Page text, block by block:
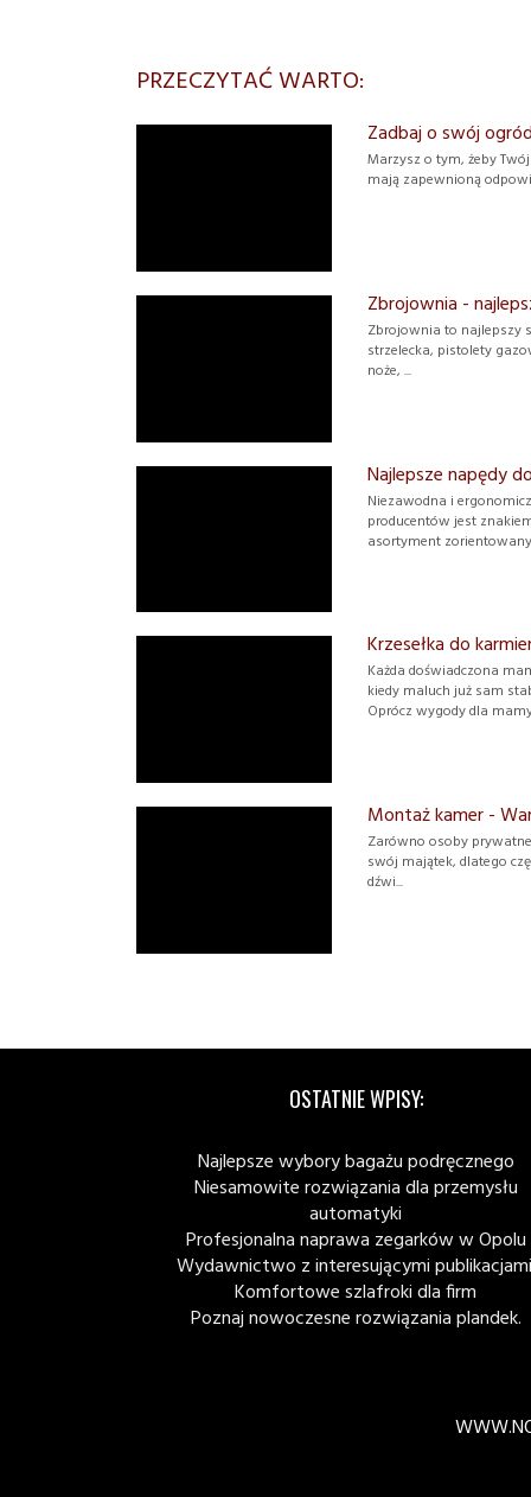
PRZECZYTAĆ WARTO:
Zadbaj o swój
Marzysz o tym, żeby
mają zapewnioną
Zbrojownia -
Zbrojownia to najlepszy
strzelecka, pistolety
noże, ...
Najlepsze napędy
Niezawodna i
producentów jest
asortyment
Krzesełka do
Każda doświadczona
kiedy maluch już sam
Oprócz wygody dla
Montaż kamer -
Zarówno osoby
swój majątek, dlatego
dźwi...
OSTATNIE WPISY:
Najlepsze wybory bagażu podręcznego
Niesamowite rozwiązania dla przemysłu
automatyki
Profesjonalna naprawa zegarków w Opolu
Wydawnictwo z interesującymi
Komfortowe szlafroki dla firm
Poznaj nowoczesne rozwiązania plandek.